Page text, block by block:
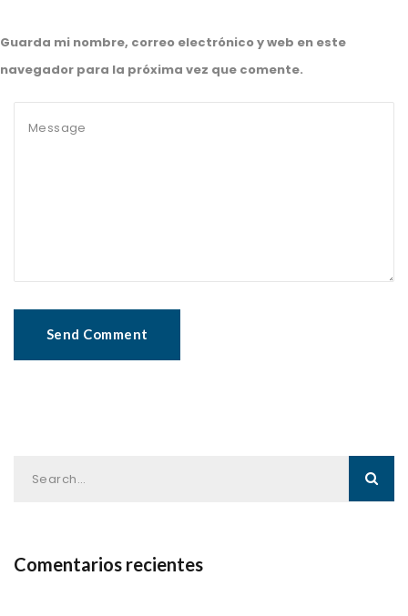
Guarda mi nombre, correo electrónico y web en este
navegador para la próxima vez que comente.
Comentarios recientes